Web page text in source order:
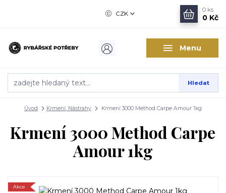
Menu
CZK
Hledat
0 ks
0 Kč
Úvod Krmení, Nástrahy Krmení 3000 Method Carpe Amour 1kg
Krmení 3000 Method Carpe
Amour 1kg
Akce